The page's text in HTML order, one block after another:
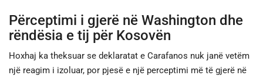
Përceptimi i gjerë në Washington dhe
rëndësia e tij për Kosovën
Hoxhaj ka theksuar se deklaratat e Carafanos nuk janë vetëm
një reagim i izoluar, por pjesë e një perceptimi më të gjerë në